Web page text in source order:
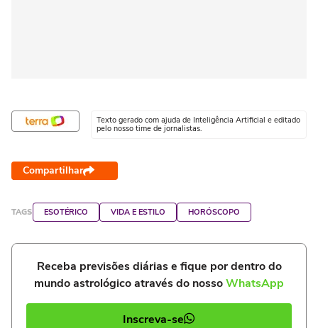
Texto gerado com ajuda de Inteligência Artificial e editado
pelo nosso time de jornalistas.
Compartilhar
TAGS ESOTÉRICO VIDA E ESTILO HORÓSCOPO
Receba previsões diárias e fique por dentro do
mundo astrológico através do nossoWhatsApp
Inscreva-se